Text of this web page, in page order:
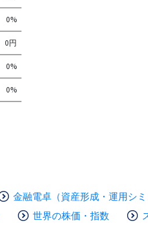
0%
0円
0%
0%
金融電卓（資産形成・運用シミ
世界の株価・指数